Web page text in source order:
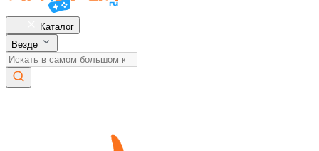
Каталог
Везде